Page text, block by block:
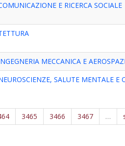
E RICERCA SOCIALE
MECCANICA E
SALUTE MENTALE E
3465 3466 3467 …